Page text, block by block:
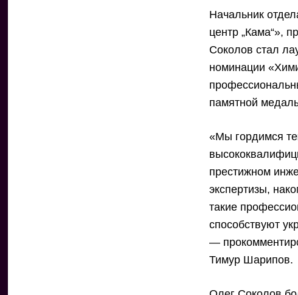
Начальник
центр „Кама“»,
Соколов стал
номинации
памятной
«Мы гордимся
престижном
экспертизы,
такие
способствуют
—
Тимур Шарипов.